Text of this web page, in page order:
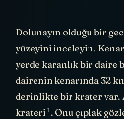
Dolunayın olduğu bir
yüzeyini inceleyin.
yerde karanlık bir daire
dairenin kenarında 32
derinlikte bir krater var.
krateri 1. Onu çıplak